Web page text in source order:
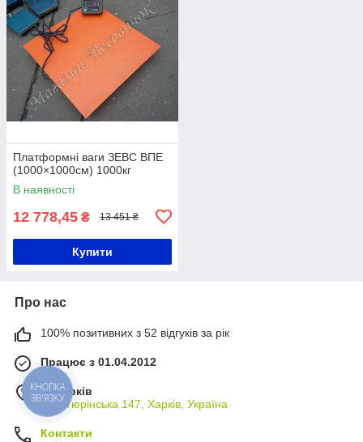
Платформні ваги ЗЕВС ВПЕ
(1000×1000см) 1000кг
В наявності
12 778,45 ₴ 13 451 ₴
Купити
Про нас
100% позитивних з 52 відгуків за рік
Працює з 01.04.2012
м. Харків
вул. Тюрінська 147, Харків, Україна
Контакти
КНОПКА
ЗВ'ЯЗКУ